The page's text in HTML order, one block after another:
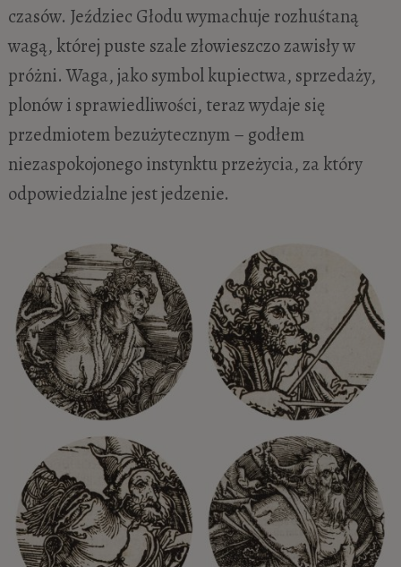
czasów. Jeździec Głodu wymachuje rozhuśtaną
wagą, której puste szale złowieszczo zawisły w
próżni. Waga, jako symbol kupiectwa, sprzedaży,
plonów i sprawiedliwości, teraz wydaje się
przedmiotem bezużytecznym – godłem
niezaspokojonego instynktu przeżycia, za który
odpowiedzialne jest jedzenie.